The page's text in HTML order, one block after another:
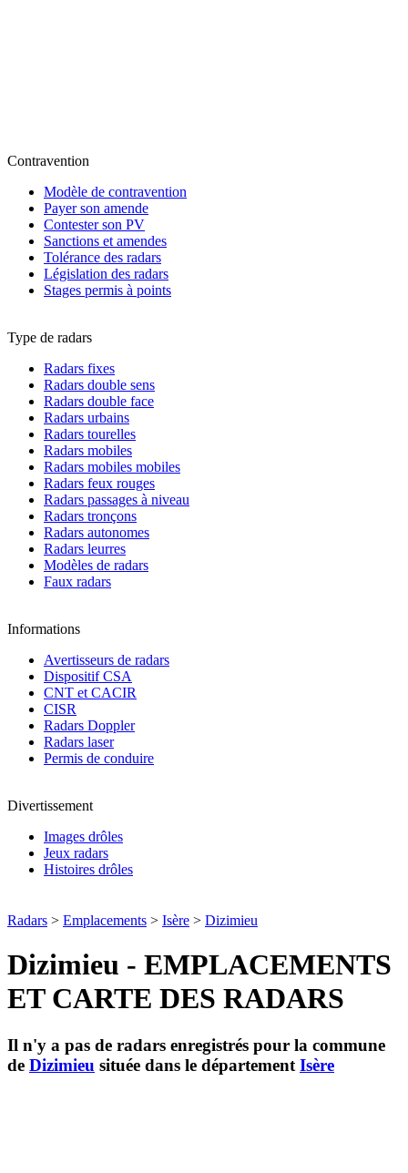
Contravention
Modèle de contravention
Payer son amende
Contester son PV
Sanctions et amendes
Tolérance des radars
Législation des radars
Stages permis à points
Type de radars
Radars fixes
Radars double sens
Radars double face
Radars urbains
Radars tourelles
Radars mobiles
Radars mobiles mobiles
Radars feux rouges
Radars passages à niveau
Radars tronçons
Radars autonomes
Radars leurres
Modèles de radars
Faux radars
Informations
Avertisseurs de radars
Dispositif CSA
CNT et CACIR
CISR
Radars Doppler
Radars laser
Permis de conduire
Divertissement
Images drôles
Jeux radars
Histoires drôles
Radars > Emplacements > Isère > Dizimieu
Dizimieu - EMPLACEMENTS
ET CARTE DES RADARS
Il n'y a pas de radars enregistrés pour la commune
de Dizimieu située dans le département Isère